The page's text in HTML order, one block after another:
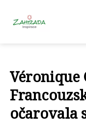
Véronique
očarovala